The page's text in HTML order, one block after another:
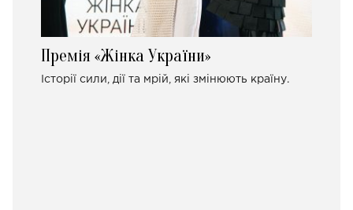
Премія «Жінка України»
Історії сили, дії та мрій, які змінюють країну.